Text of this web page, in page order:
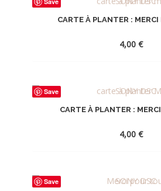
CARTE À PLANTER :
4,00 €
Save
CARTE À PLANTER :
4,00 €
Save